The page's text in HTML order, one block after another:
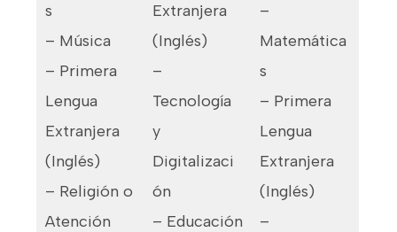
s
– Música
– Primera
Lengua
Extranjera
(Inglés)
– Religión o
Atención
Extranjera
(Inglés)
–
Tecnología
y
Digitalizaci
ón
– Educación
–
Matemática
s
– Primera
Lengua
Extranjera
(Inglés)
–